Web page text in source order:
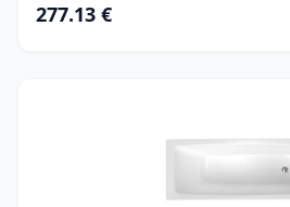
277.13 €